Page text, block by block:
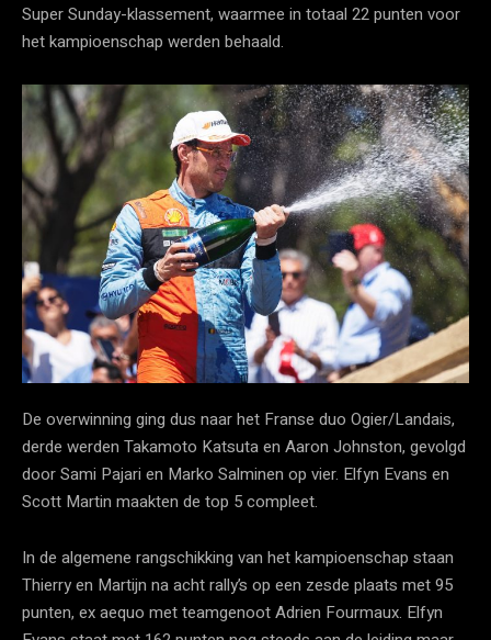
Super Sunday-klassement, waarmee in totaal 22 punten voor
het kampioenschap werden behaald.
De overwinning ging dus naar het Franse duo Ogier/Landais,
derde werden Takamoto Katsuta en Aaron Johnston, gevolgd
door Sami Pajari en Marko Salminen op vier. Elfyn Evans en
Scott Martin maakten de top 5 compleet.
In de algemene rangschikking van het kampioenschap staan
Thierry en Martijn na acht rally’s op een zesde plaats met 95
punten, ex aequo met teamgenoot Adrien Fourmaux. Elfyn